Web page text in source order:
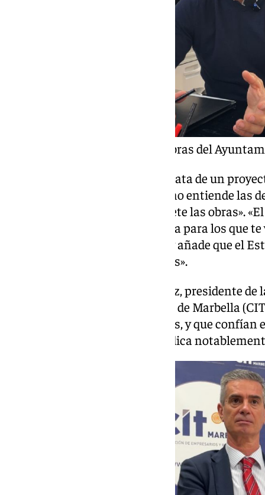
Diego López, concejal de Obras del
Por ello, López asegura que se trata de un
subraya que «el Ayuntamiento no entiende las
Central, que es a quien le compete las obras».
entender que no solo se gobierna para los que
resto de ciudadanos», expresa, y añade que el
recursos económicos necesarios».
Por su parte, Juan José González, presidente
Centro de Iniciativas Turísticas de Marbella
años demandando los espigones, y que
actual de las playas, «que perjudica